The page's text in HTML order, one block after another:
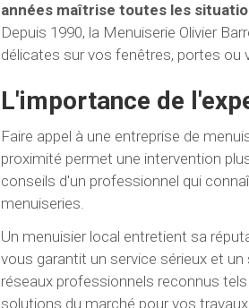
années maîtrise toutes les
Depuis 1990, la Menuiserie Olivier
délicates sur vos fenêtres, portes ou
L'importance de
Faire appel à une entreprise de
proximité permet une intervention
conseils d'un professionnel qui
menuiseries.
Un menuisier local entretient sa
vous garantit un service sérieux et
réseaux professionnels reconnus
solutions du marché pour vos